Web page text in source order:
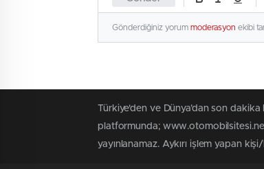
Gönderdiğiniz yorum moderasyon ekibi
Türkiye'den ve Dünya’dan son
platformunda;
yayınlanamaz. Aykırı işlem yapan